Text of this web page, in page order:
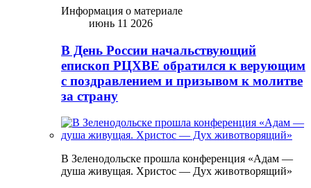
Информация о материале
июнь 11 2026
В День России начальствующий
епископ РЦХВЕ обратился к верующим
с поздравлением и призывом к молитве
за страну
В Зеленодольске прошла конференция «Адам —
душа живущая. Христос — Дух животворящий»